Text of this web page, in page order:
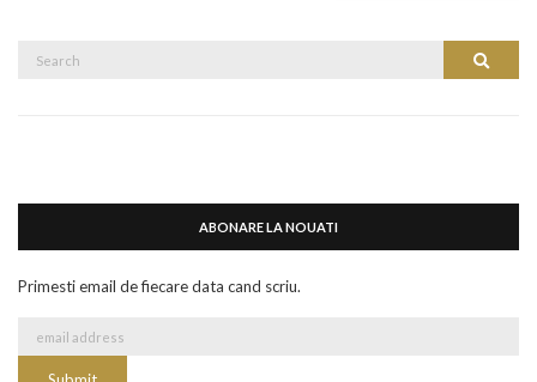
Search
ABONARE LA NOUATI
Primesti email de fiecare data cand scriu.